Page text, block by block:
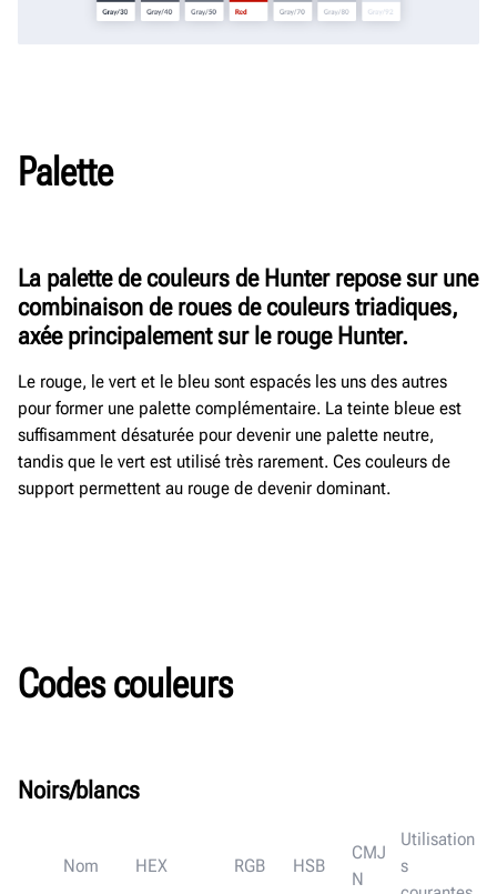
Palette
La palette de couleurs de Hunter repose sur une
combinaison de roues de couleurs triadiques,
axée principalement sur le rouge Hunter.
Le rouge, le vert et le bleu sont espacés les uns des autres
pour former une palette complémentaire. La teinte bleue est
suffisamment désaturée pour devenir une palette neutre,
tandis que le vert est utilisé très rarement. Ces couleurs de
support permettent au rouge de devenir dominant.
Codes couleurs
Noirs/blancs
Nom HEX RGB HSB
CMJ
N
Utilisation
s